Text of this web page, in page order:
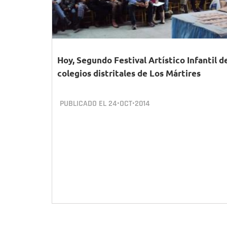
Hoy, Segundo Festival Artístico Infantil
colegios distritales de Los Mártires
PUBLICADO EL 24•OCT•2014